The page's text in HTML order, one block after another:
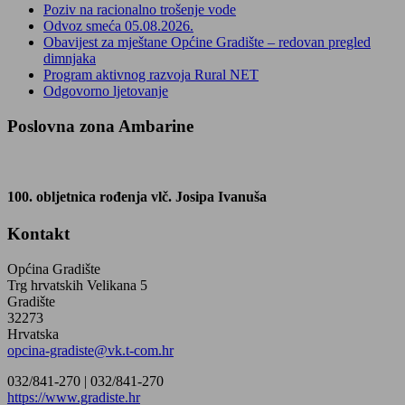
Poziv na racionalno trošenje vode
Odvoz smeća 05.08.2026.
Obavijest za mještane Općine Gradište – redovan pregled
dimnjaka
Program aktivnog razvoja Rural NET
Odgovorno ljetovanje
Poslovna zona Ambarine
100. obljetnica rođenja vlč. Josipa Ivanuša
Kontakt
Općina Gradište
Trg hrvatskih Velikana 5
Gradište
32273
Hrvatska
opcina-gradiste@vk.t-com.hr
032/841-270 | 032/841-270
https://www.gradiste.hr